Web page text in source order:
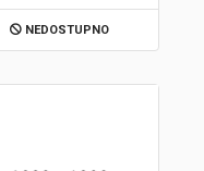
NEDOSTUPNO